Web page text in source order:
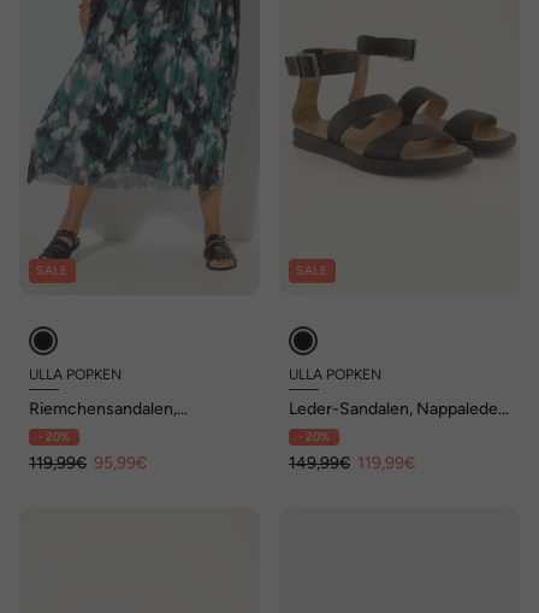
SALE
ULLA POPKEN
Riemchensandalen,
Ziernieten, Weite H
- 20%
119,99€ 95,99€
SALE
ULLA POPKEN
Leder-Sandalen, Nappaleder,
Fesselriemen, Weite H
- 20%
149,99€ 119,99€